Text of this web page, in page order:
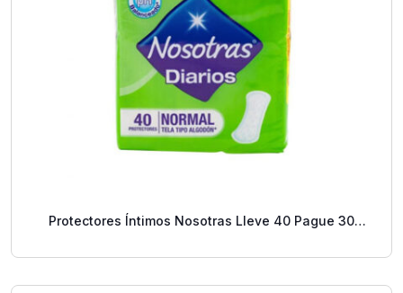
Protectores Íntimos Nosotras Lleve 40 Pague 30